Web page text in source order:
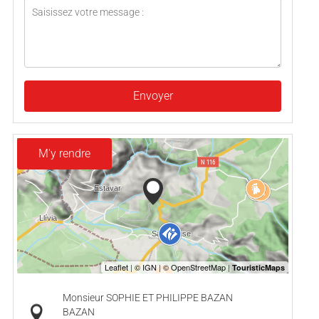
Envoyer
M'y rendre
Monsieur SOPHIE ET PHILIPPE BAZAN
BAZAN